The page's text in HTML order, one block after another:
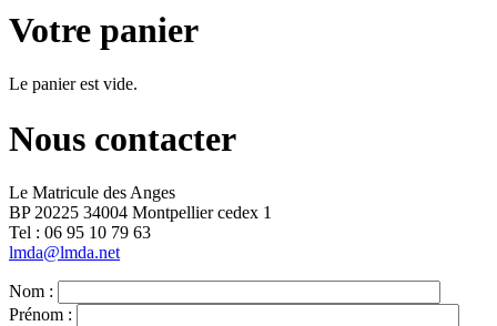
Votre panier
Le panier est vide.
Nous contacter
Le Matricule des Anges
BP 20225 34004 Montpellier cedex 1
Tel : ‭06 95 10 79 63
lmda@lmda.net
Nom :
Prénom :